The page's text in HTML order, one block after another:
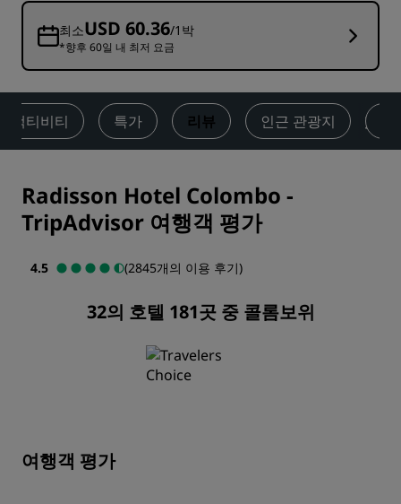
최소USD 60.36/1박
*향후 60일 내 최저 요금
액티비티 특가 리뷰 인근 관광지
Radisson Hotel Colombo -
TripAdvisor 여행객 평가
4.5 (2845개의 이용 후기)
32의 호텔 181곳 중 콜롬보위
여행객 평가